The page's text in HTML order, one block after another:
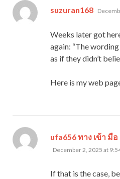
suzuran168 says:
Weeks later got
again: “The
as if they didn’t
Here is my web
ufa656 ทาง เข้า มื
December 2, 2025 at
If that is the case,